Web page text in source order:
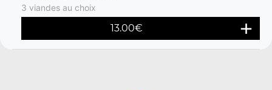
3 viandes au choix
13.00€